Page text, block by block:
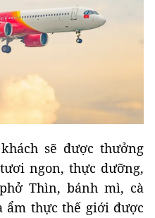
sẽ được thưởng
ngon, thực dưỡng,
Thìn, bánh mì, cà
ẩm thực thế giới được